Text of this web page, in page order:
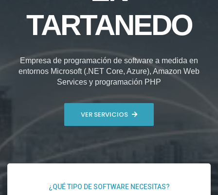
TARTANEDO
Empresa de programación de software a medida en
entornos Microsoft (.NET Core, Azure), Amazon Web
Services y programación PHP
VER SERVICIOS
¿QUÉ TIPO DE SOFTWARE NECESITAS?